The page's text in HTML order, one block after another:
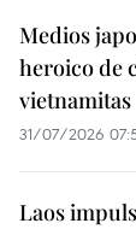
Medios
heroico de
vietnamitas
31/07/2026
Laos